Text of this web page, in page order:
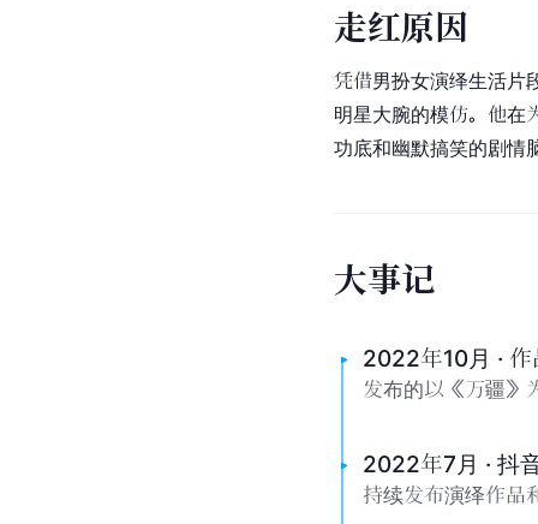
走红原因
凭借男扮女演绎生活片
明星大腕的模仿。他在
功底和幽默搞笑的剧情
大事记
2022年10月 ·
发布的以《万疆》
2022年7月 · 抖
持续发布演绎作品